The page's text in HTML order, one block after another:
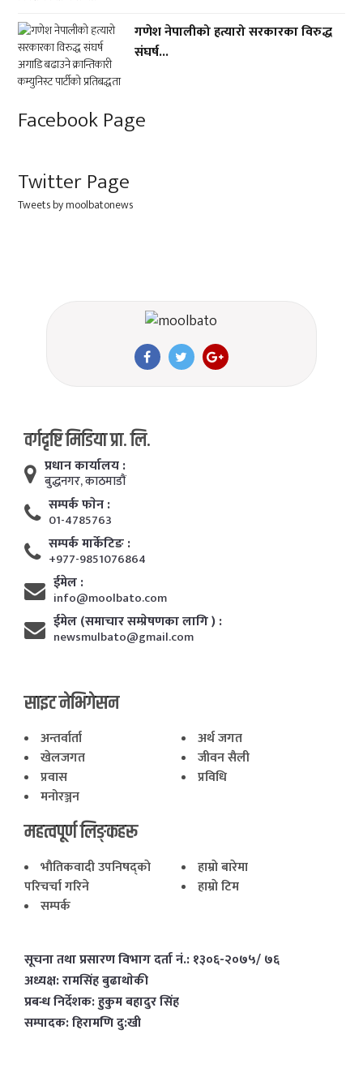
गणेश नेपालीको हत्यारो सरकारका विरुद्ध
संघर्ष...
Facebook Page
Twitter Page
Tweets by moolbatonews
वर्गदृष्टि मिडिया प्रा. लि.
प्रधान कार्यालय :
बुद्धनगर, काठमाडाैं
सम्पर्क फाेन :
01-4785763
सम्पर्क मार्केटिङ :
+977-9851076864
ईमेल :
info@moolbato.com
ईमेल (समाचार सम्प्रेषणका लागि ) :
newsmulbato@gmail.com
साइट नेभिगेसन
अन्तर्वार्ता
अर्थ जगत
खेलजगत
जीवन सैली
प्रवास
प्रविधि
मनोरञ्जन
महत्वपूर्ण लिङ्कहरू
भाैतिकवादी उपनिषद्काे
परिचर्चा गरिने
हाम्राे बारेमा
हाम्राे टिम
सम्पर्क
सूचना तथा प्रसारण विभाग दर्ता नं.: १३०६-२०७५/ ७६
अध्यक्ष: रामसिंह बुढाथाेकी
प्रबन्ध निर्देशक: हुकुम बहादुर सिंह
सम्पादक: हिरामणि दु:खी